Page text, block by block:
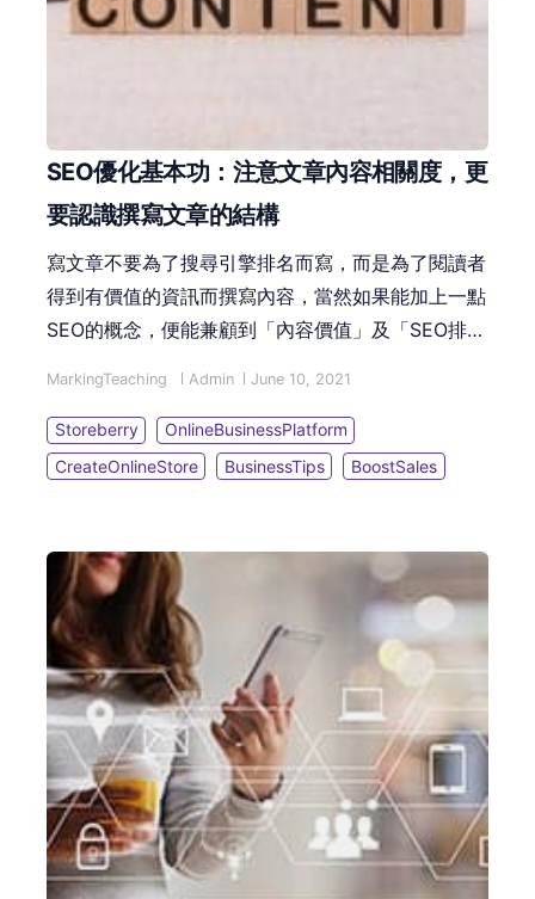
SEO優化基本功：注意文章內容相關度，更
要認識撰寫文章的結構
寫文章不要為了搜尋引擎排名而寫，而是為了閱讀者
得到有價值的資訊而撰寫內容，當然如果能加上一點
SEO的概念，便能兼顧到「內容價值」及「SEO排
打造SEO Friendly的文章內容結構。
MarkingTeaching Admin June 10, 2021
Storeberry
OnlineBusinessPlatform
CreateOnlineStore
BusinessTips BoostSales